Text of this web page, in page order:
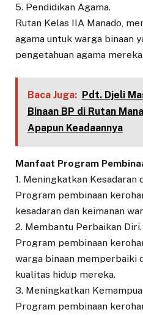
5. Pendidikan Agama.
Rutan Kelas IIA Manado,
agama untuk warga binaan
pengetahuan agama
Baca Juga: Pdt. Djeli
Binaan BP di Rutan
Apapun Keadaannya
Manfaat Program
1. Meningkatkan Kesadaran
Program pembinaan
kesadaran dan keimanan
2. Membantu Perbaikan Diri.
Program pembinaan
warga binaan memperbaiki
kualitas hidup mereka.
3. Meningkatkan
Program pembinaan